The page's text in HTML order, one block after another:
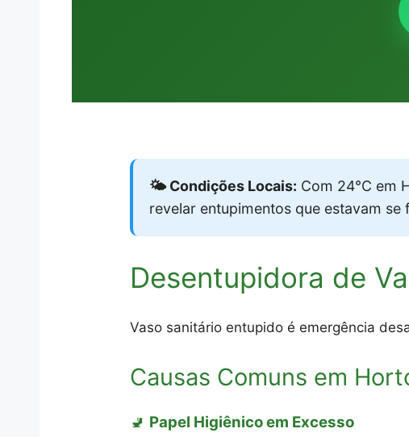
🌤️ Condições Locais: Com 24°C em
revelar entupimentos que estavam
Desentupidora de
Vaso sanitário entupido é emergência
Causas Comuns em
🚽 Papel Higiênico em Excesso